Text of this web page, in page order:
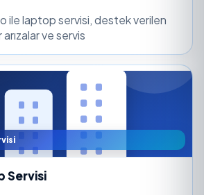
ile laptop servisi, destek verilen
ve servis
Servisi